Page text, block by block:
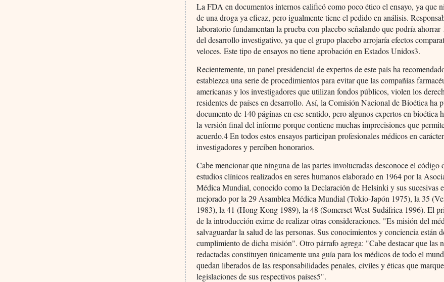
La FDA en documentos internos calificó como poco ético el ensayo, ya que
de una droga ya eficaz, pero igualmente tiene el pedido en análisis.
laboratorio fundamentan la prueba con placebo señalando que podría ahorrar
del desarrollo investigativo, ya que el grupo placebo arrojaría efectos
veloces. Este tipo de ensayos no tiene aprobación en Estados Unidos3.
Recientemente, un panel presidencial de expertos de este país ha
establezca una serie de procedimientos para evitar que las compañías
americanas y los investigadores que utilizan fondos públicos, violen los
residentes de países en desarrollo. Así, la Comisión Nacional de Bioética ha
documento de 140 páginas en ese sentido, pero algunos expertos en bioética
la versión final del informe porque contiene muchas imprecisiones que
acuerdo.4 En todos estos ensayos participan profesionales médicos en
investigadores y perciben honorarios.
Cabe mencionar que ninguna de las partes involucradas desconoce el código
estudios clínicos realizados en seres humanos elaborado en 1964 por la
Médica Mundial, conocido como la Declaración de Helsinki y sus sucesivas
mejorado por la 29 Asamblea Médica Mundial (Tokio-Japón 1975), la 35
1983), la 41 (Hong Kong 1989), la 48 (Somerset West-Sudáfrica 1996). El
de la introducción exime de realizar otras consideraciones. "Es misión del
salvaguardar la salud de las personas. Sus conocimientos y conciencia están
cumplimiento de dicha misión". Otro párrafo agrega: "Cabe destacar que las
redactadas constituyen únicamente una guía para los médicos de todo el
quedan liberados de las responsabilidades penales, civiles y éticas que
legislaciones de sus respectivos países5".